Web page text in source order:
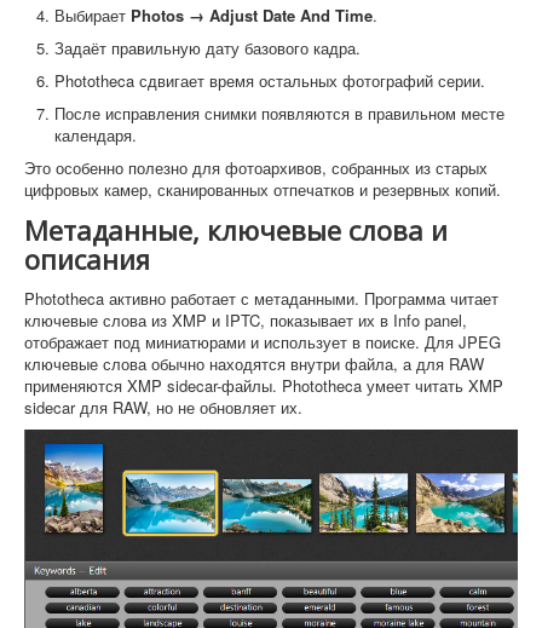
Выбирает Photos → Adjust Date And Time.
Задаёт правильную дату базового кадра.
Phototheca сдвигает время остальных фотографий серии.
После исправления снимки появляются в правильном месте
календаря.
Это особенно полезно для фотоархивов, собранных из старых
цифровых камер, сканированных отпечатков и резервных копий.
Метаданные, ключевые слова и
описания
Phototheca активно работает с метаданными. Программа читает
ключевые слова из XMP и IPTC, показывает их в Info panel,
отображает под миниатюрами и использует в поиске. Для JPEG
ключевые слова обычно находятся внутри файла, а для RAW
применяются XMP sidecar-файлы. Phototheca умеет читать XMP
sidecar для RAW, но не обновляет их.